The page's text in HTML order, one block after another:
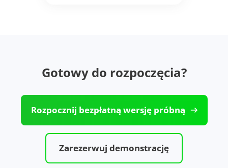
Rozpocznij bezpłatną wersję próbną
Zarezerwuj demonstrację